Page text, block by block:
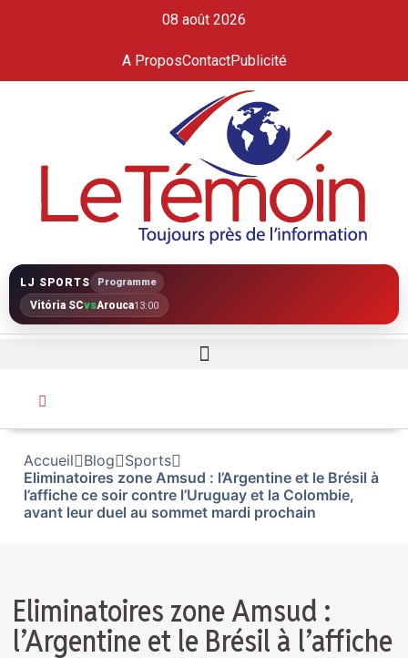
08 août 2026
A ProposContactPublicité
LJ SPORTS Programme
Vitória SCvsArouca13:00
Accueil Blog
Sports
Eliminatoires zone Amsud : l’Argentine et le Brésil à
l’affiche ce soir contre l’Uruguay et la Colombie,
avant leur duel au sommet mardi prochain
Eliminatoires zone Amsud :
l’Argentine et le Brésil à l’affiche